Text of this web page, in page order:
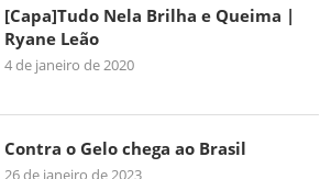
[Capa]Tudo Nela Brilha e Queima |
Ryane Leão
4 de janeiro de 2020
Contra o Gelo chega ao Brasil
26 de janeiro de 2023